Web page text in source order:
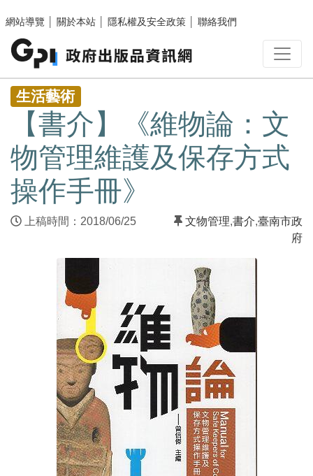
網站導覽
關於本站 隱私權及安全政策 聯絡我們
:::
生活藝術
【書介】《維物論：文
物管理維護及保存方式
操作手冊》
上稿時間：2018/06/25 文物管理,書介,臺南市政
府